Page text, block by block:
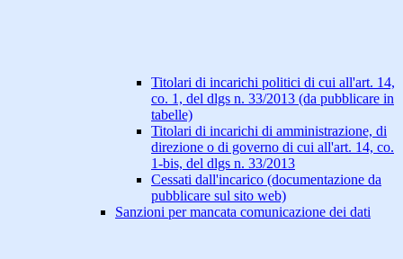
Titolari di incarichi politici di cui all'art. 14,
co. 1, del dlgs n. 33/2013 (da pubblicare in
tabelle)
Titolari di incarichi di amministrazione, di
direzione o di governo di cui all'art. 14, co.
1-bis, del dlgs n. 33/2013
Cessati dall'incarico (documentazione da
pubblicare sul sito web)
Sanzioni per mancata comunicazione dei dati